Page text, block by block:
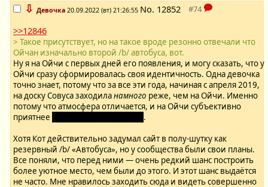
⇩ Девочка 20.09.2022 (вт) 21:26:55 No. 12852
>>12846
> Такое присутствует, но на такое вроде резонно отвечали что
Ойчан изначально второй /b/ автобуса, вот.
Ну я на Ойчи с первых дней его появления, и могу сказать, что у
Ойчи сразу сформировалась своя идентичность. Одна девочка
точно знает, потому что за все эти года, начиная с апреля 2019,
на доску Совуса заходиланамного реже, чем на Ойчи. Именно
потому что атмосфера отличается, и на Ойчи субъективно
приятнее
.
Хотя Кот действительно задумал сайт в полу-шутку как
резервный /b/ «Автобуса», но у сообщества были свои планы.
Все поняли, что перед ними — очень редкий шанс построить
более уютное место, чем были до этого. И этот шанс выдаётся
не часто. Мне нравилось заходить сюда и видеть совершенно